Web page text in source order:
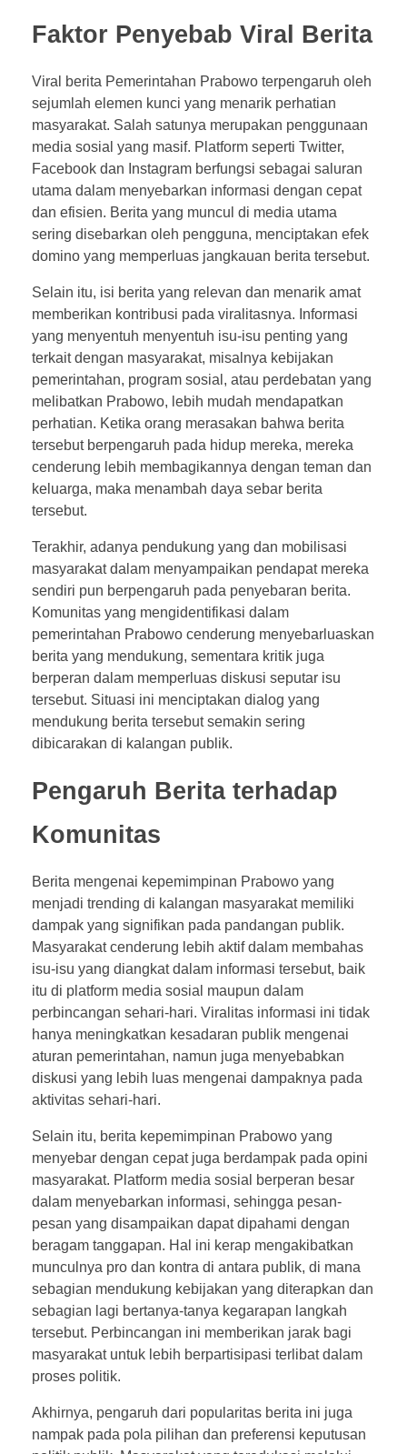
t
a
s
K
a
b
r
P
e
m
e
r
i
n
t
a
h
a
r
a
b
o
w
o
S
b
i
a
n
t
o
d
i
Faktor Penyebab Viral Berita
Viral berita Pemerintahan Prabowo terpengaruh oleh
sejumlah elemen kunci yang menarik perhatian
masyarakat. Salah satunya merupakan penggunaan
media sosial yang masif. Platform seperti Twitter,
Facebook dan Instagram berfungsi sebagai saluran
utama dalam menyebarkan informasi dengan cepat
dan efisien. Berita yang muncul di media utama
sering disebarkan oleh pengguna, menciptakan efek
domino yang memperluas jangkauan berita tersebut.
Selain itu, isi berita yang relevan dan menarik amat
memberikan kontribusi pada viralitasnya. Informasi
yang menyentuh menyentuh isu-isu penting yang
terkait dengan masyarakat, misalnya kebijakan
pemerintahan, program sosial, atau perdebatan yang
melibatkan Prabowo, lebih mudah mendapatkan
perhatian. Ketika orang merasakan bahwa berita
tersebut berpengaruh pada hidup mereka, mereka
cenderung lebih membagikannya dengan teman dan
keluarga, maka menambah daya sebar berita
tersebut.
Terakhir, adanya pendukung yang dan mobilisasi
masyarakat dalam menyampaikan pendapat mereka
sendiri pun berpengaruh pada penyebaran berita.
Komunitas yang mengidentifikasi dalam
pemerintahan Prabowo cenderung menyebarluaskan
berita yang mendukung, sementara kritik juga
berperan dalam memperluas diskusi seputar isu
tersebut. Situasi ini menciptakan dialog yang
mendukung berita tersebut semakin sering
dibicarakan di kalangan publik.
Pengaruh Berita terhadap
Komunitas
Berita mengenai kepemimpinan Prabowo yang
menjadi trending di kalangan masyarakat memiliki
dampak yang signifikan pada pandangan publik.
Masyarakat cenderung lebih aktif dalam membahas
isu-isu yang diangkat dalam informasi tersebut, baik
itu di platform media sosial maupun dalam
perbincangan sehari-hari. Viralitas informasi ini tidak
hanya meningkatkan kesadaran publik mengenai
aturan pemerintahan, namun juga menyebabkan
diskusi yang lebih luas mengenai dampaknya pada
aktivitas sehari-hari.
Selain itu, berita kepemimpinan Prabowo yang
menyebar dengan cepat juga berdampak pada opini
masyarakat. Platform media sosial berperan besar
dalam menyebarkan informasi, sehingga pesan-
pesan yang disampaikan dapat dipahami dengan
beragam tanggapan. Hal ini kerap mengakibatkan
munculnya pro dan kontra di antara publik, di mana
sebagian mendukung kebijakan yang diterapkan dan
sebagian lagi bertanya-tanya kegarapan langkah
tersebut. Perbincangan ini memberikan jarak bagi
masyarakat untuk lebih berpartisipasi terlibat dalam
proses politik.
Akhirnya, pengaruh dari popularitas berita ini juga
nampak pada pola pilihan dan preferensi keputusan